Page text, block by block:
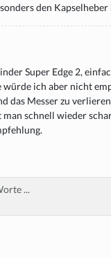
den
Super Edge 2,
würde ich aber nicht
das Messer zu
man schnell wieder